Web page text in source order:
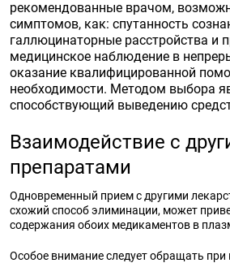
рекомендованные врачом,
симптомов, как: спутанность
галлюцинаторные расстройства и
медицинское наблюдение в
оказание квалифицированной
необходимости. Методом выбора
способствующий выведению
Взаимодействие с
препаратами
Одновременный прием с другими
схожий способ элиминации, может
содержания обоих медикаментов в
Особое внимание следует обращать